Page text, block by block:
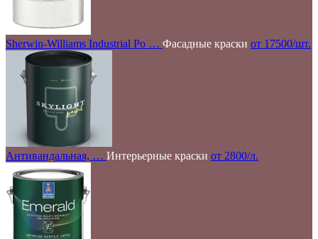
Sherwin-Williams Industrial Po … Фасадные краски от 17500/шт.
Антивандальная, … Интерьерные краски от 2800/л.